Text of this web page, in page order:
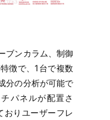
ブンカラム、制御
徴で、1台で複数
分の分析が可能で
パネルが配置さ
おりユーザーフレ